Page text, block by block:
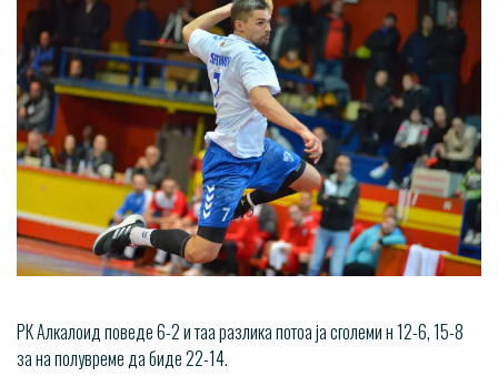
РК Алкалоид поведе 6-2 и таа разлика потоа ја сголеми н 12-6, 15-8
за на полувреме да биде 22-14.